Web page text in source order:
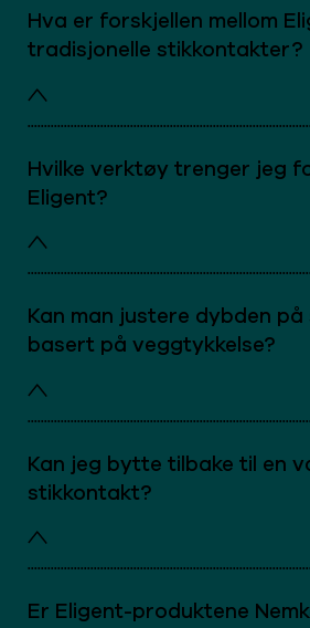
Hva er forskjellen mellom
tradisjonelle stikkontakter?
Hvilke verktøy trenger jeg
Eligent?
Kan man justere dybden
basert på veggtykkelse?
Kan jeg bytte tilbake til en
stikkontakt?
Er Eligent-produktene